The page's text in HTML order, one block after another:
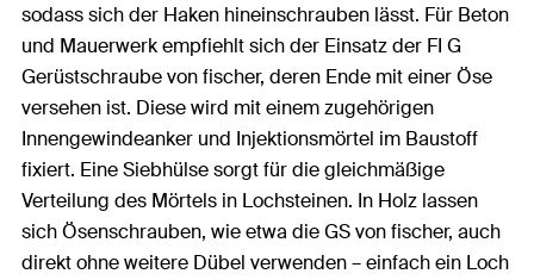
sodass sich der Haken hineinschrauben lässt. Für Beton
und Mauerwerk empfiehlt sich der Einsatz der FI G
Gerüstschraube von fischer, deren Ende mit einer Öse
versehen ist. Diese wird mit einem zugehörigen
Innengewindeanker und Injektionsmörtel im Baustoff
fixiert. Eine Siebhülse sorgt für die gleichmäßige
Verteilung des Mörtels in Lochsteinen. In Holz lassen
sich Ösenschrauben, wie etwa die GS von fischer, auch
direkt ohne weitere Dübel verwenden – einfach ein Loch